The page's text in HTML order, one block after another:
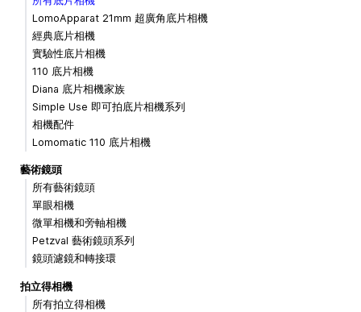
LomoApparat 21mm 超廣角底片相機
經典底片相機
實驗性底片相機
110 底片相機
Diana 底片相機家族
Simple Use 即可拍底片相機系列
相機配件
Lomomatic 110 底片相機
藝術鏡頭
所有藝術鏡頭
單眼相機
微單相機和旁軸相機
Petzval 藝術鏡頭系列
鏡頭濾鏡和轉接環
拍立得相機
所有拍立得相機